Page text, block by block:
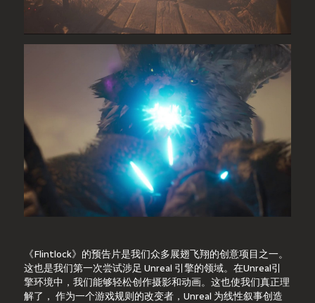
《Flintlock》的预告片是我们众多展翅飞翔的创意项目之一。
这也是我们第一次尝试涉足 Unreal 引擎的领域。在Unreal引
擎环境中，我们能够轻松创作摄影和动画。这也使我们真正理
解了， 作为一个游戏规则的改变者，Unreal 为线性叙事创造